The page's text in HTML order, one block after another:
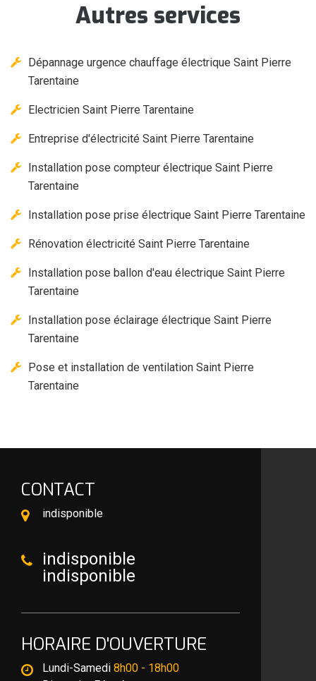
Autres services
Dépannage urgence chauffage électrique Saint Pierre
Tarentaine
Electricien Saint Pierre Tarentaine
Entreprise d'électricité Saint Pierre Tarentaine
Installation pose compteur électrique Saint Pierre
Tarentaine
Installation pose prise électrique Saint Pierre Tarentaine
Rénovation électricité Saint Pierre Tarentaine
Installation pose ballon d'eau électrique Saint Pierre
Tarentaine
Installation pose éclairage électrique Saint Pierre
Tarentaine
Pose et installation de ventilation Saint Pierre
Tarentaine
CONTACT
indisponible
indisponible
indisponible
HORAIRE D'OUVERTURE
Lundi-Samedi 8h00 - 18h00